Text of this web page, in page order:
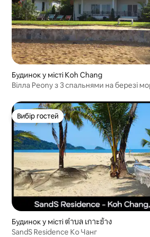
Будинок у місті Koh Chang
Вілла Peony з 3 спальнями на березі
Вибір гостей
Вибір гостей
Будинок у місті ตำบล เกาะช้าง
SandS Residence Ко Чанг